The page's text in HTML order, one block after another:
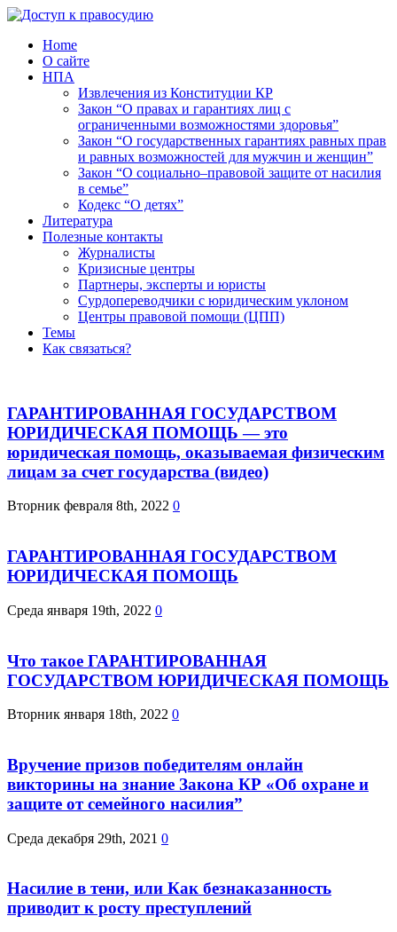
Home
О сайте
НПА
Извлечения из Конституции КР
Закон “О правах и гарантиях лиц с
ограниченными возможностями здоровья”
Закон “О государственных гарантиях равных прав
и равных возможностей для мужчин и женщин”
Закон “О социально–правовой защите от насилия
в семье”
Кодекс “О детях”
Литература
Полезные контакты
Журналисты
Кризисные центры
Партнеры, эксперты и юристы
Сурдопереводчики с юридическим уклоном
Центры правовой помощи (ЦПП)
Темы
Как связаться?
ГАРАНТИРОВАННАЯ ГОСУДАРСТВОМ
ЮРИДИЧЕСКАЯ ПОМОЩЬ — это
юридическая помощь, оказываемая физическим
лицам за счет государства (видео)
Вторник февраля 8th, 2022 0
ГАРАНТИРОВАННАЯ ГОСУДАРСТВОМ
ЮРИДИЧЕСКАЯ ПОМОЩЬ
Среда января 19th, 2022 0
Что такое ГАРАНТИРОВАННАЯ
ГОСУДАРСТВОМ ЮРИДИЧЕСКАЯ ПОМОЩЬ
Вторник января 18th, 2022 0
Вручение призов победителям онлайн
викторины на знание Закона КР «Об охране и
защите от семейного насилия”
Среда декабря 29th, 2021 0
Насилие в тени, или Как безнаказанность
приводит к росту преступлений